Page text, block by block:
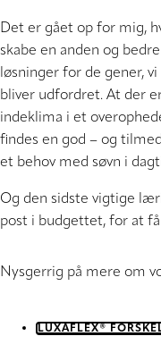
Det er gået op for mig,
skabe en anden og
løsninger for de gener,
bliver udfordret. At der
indeklima i et
findes en god – og
et behov med søvn i
Og den sidste vigtige
post i budgettet, for at
Nysgerrig på mere om
LUXAFLEX®